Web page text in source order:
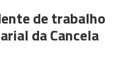
de trabalho
da Cancela